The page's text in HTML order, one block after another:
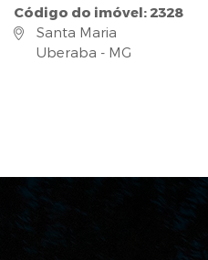
Código do imóvel: 2328
Santa Maria
Uberaba - MG